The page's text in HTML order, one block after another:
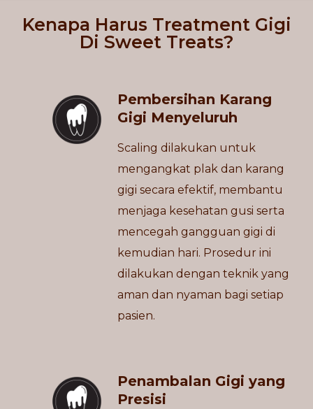
Kenapa Harus Treatment Gigi
Di Sweet Treats?
Pembersihan Karang
Gigi Menyeluruh
Scaling dilakukan untuk
mengangkat plak dan karang
gigi secara efektif, membantu
menjaga kesehatan gusi serta
mencegah gangguan gigi di
kemudian hari. Prosedur ini
dilakukan dengan teknik yang
aman dan nyaman bagi setiap
pasien.
Penambalan Gigi yang
Presisi